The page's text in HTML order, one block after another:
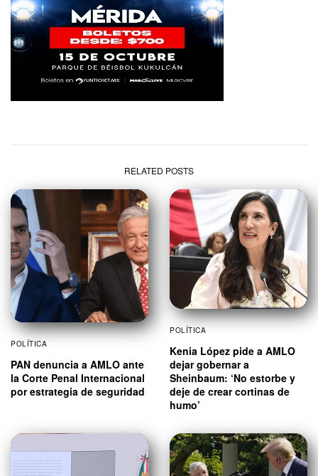
RELATED POSTS
POLÍTICA
PAN denuncia a AMLO ante
la Corte Penal Internacional
por estrategia de seguridad
POLÍTICA
Kenia López pide a AMLO
dejar gobernar a
Sheinbaum: ‘No estorbe y
deje de crear cortinas de
humo’